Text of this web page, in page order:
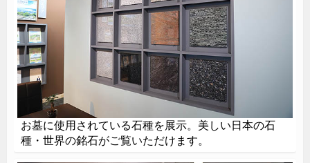
レザータッチ加工
お墓に使用されている石種を展示。美しい日本の石
種・世界の銘石がご覧いただけます。